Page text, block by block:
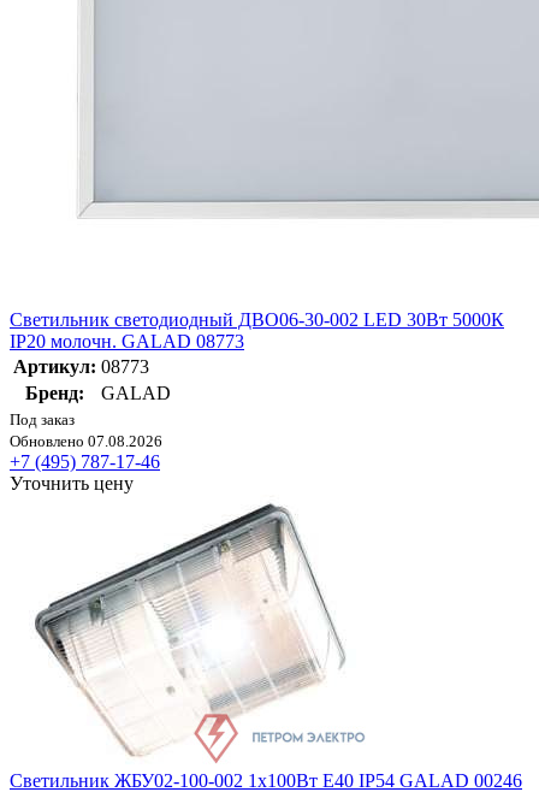
Светильник светодиодный ДВО06-30-002 LED 30Вт 5000К
IP20 молочн. GALAD 08773
Артикул: 08773
Бренд:
GALAD
Под заказ
Обновлено 07.08.2026
+7 (495) 787-17-46
Уточнить цену
Светильник ЖБУ02-100-002 1х100Вт E40 IP54 GALAD 00246